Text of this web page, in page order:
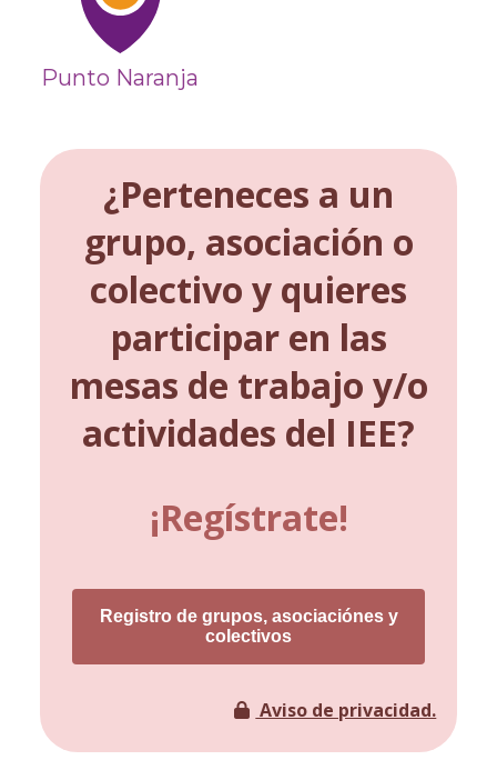
Punto Naranja
¿Perteneces a un
grupo, asociación o
colectivo y quieres
participar en las
mesas de trabajo y/o
actividades del IEE?
¡Regístrate!
Registro de grupos, asociaciónes y
colectivos
Aviso de privacidad.